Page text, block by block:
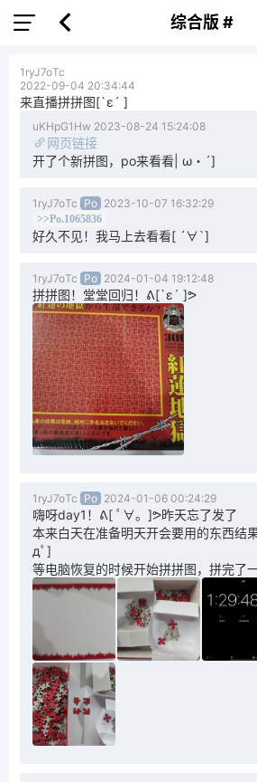
综合版 #
1ryJ7oTc
2022-09-04 20:34:44
来直播拼拼图[`ε´ ]
uKHpG1Hw 2023-08-24 15:24:08
网页链接
开了个新拼图，po来看看| ω・´]
1ryJ7oTc Po 2023-10-07 16:32:29
>>Po.1065836
好久不见！我马上去看看[ ´∀`]
1ryJ7oTc Po 2024-01-04 19:12:48
拼拼图！堂堂回归！ᕕ[`ε´ ]ᕗ
1ryJ7oTc Po 2024-01-06 00:24:29
嗨呀day1！ᕕ[ ﾟ∀。]ᕗ昨天忘了发了
本来白天在准备明天开会要用的东西结
дﾟ]
等电脑恢复的时候开始拼拼图，拼完了